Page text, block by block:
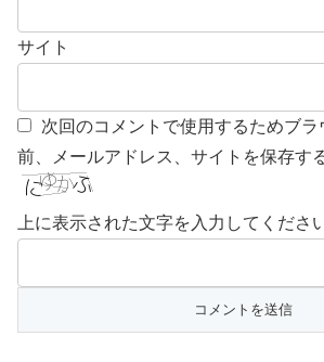
サイト
次回のコメントで使用するためブラ
前、メールアドレス、サイトを保存する
上に表示された文字を入力してくださ